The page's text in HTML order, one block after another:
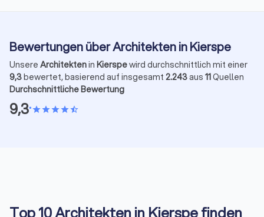
Bewertungen über Architekten in Kierspe
Unsere Architektenin Kierspewird durchschnittlich mit einer
9,3bewertet, basierend auf insgesamt 2.243aus 11Quellen
Durchschnittliche Bewertung
9,3•starstarstarstarstar_half